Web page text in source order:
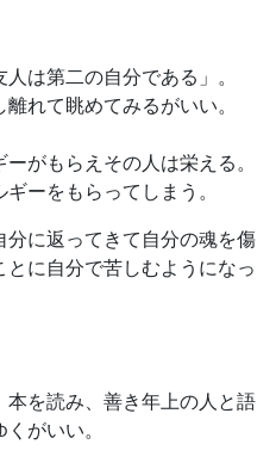
は第二の自分である」。
れて眺めてみるがいい。
がもらえその人は栄える。
ーをもらってしまう。
に返ってきて自分の魂を傷
に自分で苦しむようになっ
を読み、善き年上の人と語
がいい。